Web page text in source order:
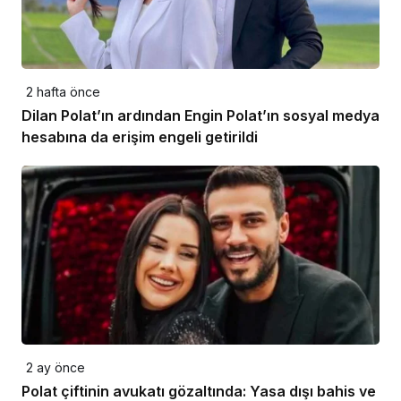
2 hafta önce
Dilan Polat’ın ardından Engin Polat’ın sosyal medya
hesabına da erişim engeli getirildi
2 ay önce
Polat çiftinin avukatı gözaltında: Yasa dışı bahis ve